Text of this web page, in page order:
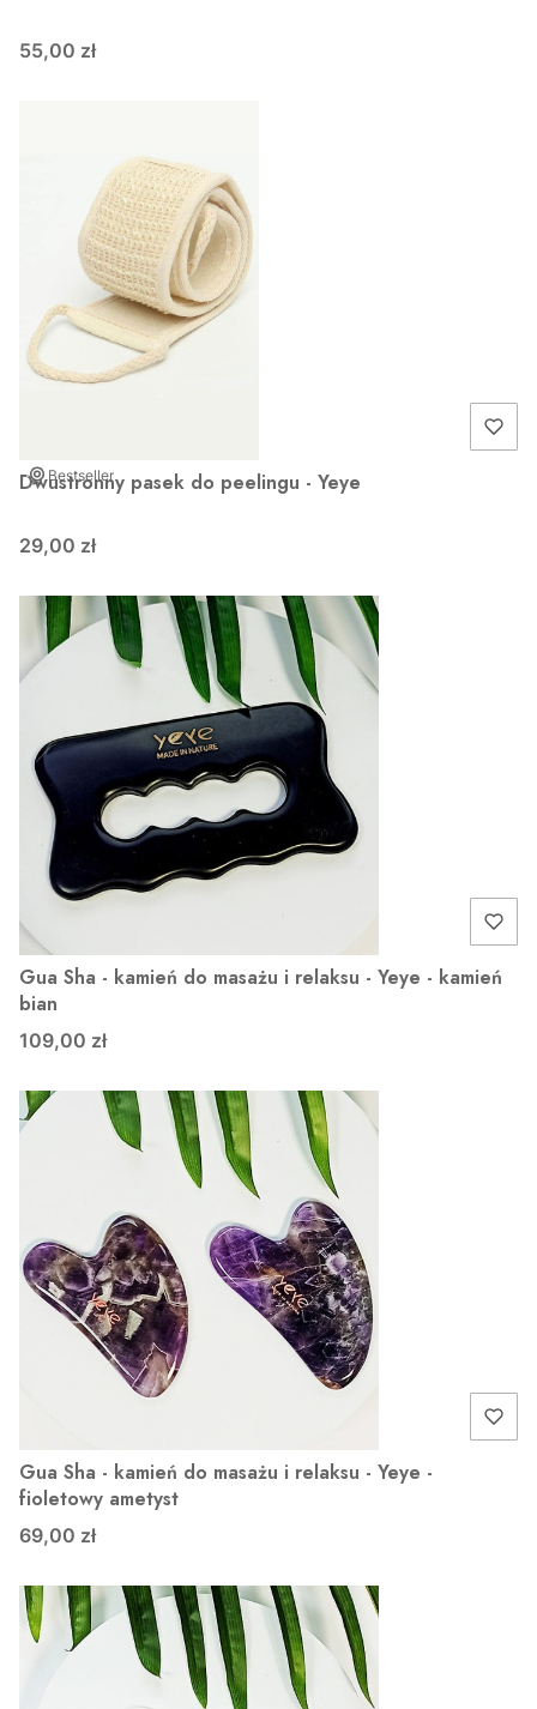
55,00 zł
Bestseller
Dwustronny pasek do peelingu - Yeye
29,00 zł
Gua Sha - kamień do masażu i relaksu - Yeye - kamień
bian
109,00 zł
Gua Sha - kamień do masażu i relaksu - Yeye -
fioletowy ametyst
69,00 zł